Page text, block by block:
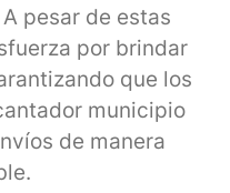
pesar de estas
por brindar
que los
municipio
de manera